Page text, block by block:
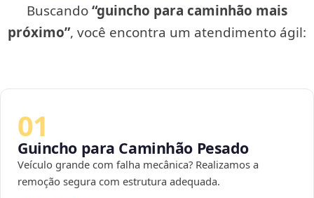
Buscando“guincho para caminhão mais
próximo”, você encontra um atendimento ágil:
01
Guincho para Caminhão Pesado
Veículo grande com falha mecânica? Realizamos a
remoção segura com estrutura adequada.